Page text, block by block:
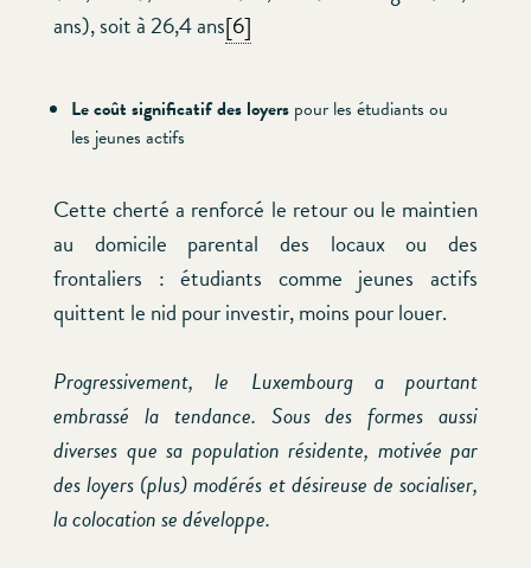
ans), soit à 26,4 ans[6]
Lecoût significatif des loyers pour les étudiants ou
les jeunes actifs
Cette cherté a renforcé le retour ou le maintien
au domicile parental des locaux ou des
frontaliers : étudiants comme jeunes actifs
quittent le nid pour investir, moins pour louer.
Progressivement, le Luxembourg a pourtant
embrassé la tendance. Sous des formes aussi
diverses que sa population résidente, motivée par
des loyers (plus) modérés et désireuse de socialiser,
la colocation se développe.